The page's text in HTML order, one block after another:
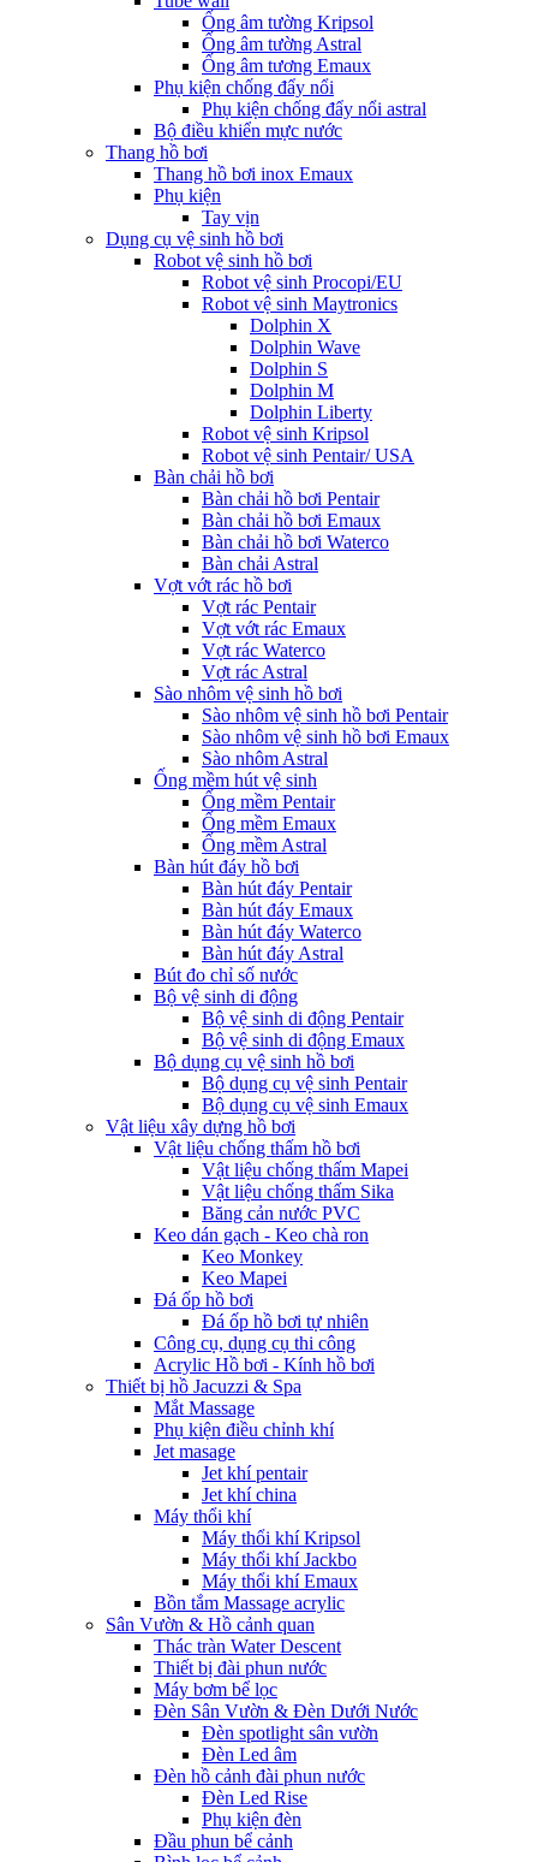
Ống âm tường Kripsol
Ống âm tường Astral
Ống âm tương Emaux
Phụ kiện chống đẩy nổi
Phụ kiện chống đẩy nổi astral
Bộ điều khiển mực nước
Thang hồ bơi
Thang hồ bơi inox Emaux
Phụ kiện
Tay vịn
Dụng cụ vệ sinh hồ bơi
Robot vệ sinh hồ bơi
Robot vệ sinh Procopi/EU
Robot vệ sinh Maytronics
Dolphin X
Dolphin Wave
Dolphin S
Dolphin M
Dolphin Liberty
Robot vệ sinh Kripsol
Robot vệ sinh Pentair/ USA
Bàn chải hồ bơi
Bàn chải hồ bơi Pentair
Bàn chải hồ bơi Emaux
Bàn chải hồ bơi Waterco
Bàn chải Astral
Vợt vớt rác hồ bơi
Vợt rác Pentair
Vợt vớt rác Emaux
Vợt rác Waterco
Vợt rác Astral
Sào nhôm vệ sinh hồ bơi
Sào nhôm vệ sinh hồ bơi Pentair
Sào nhôm vệ sinh hồ bơi Emaux
Sào nhôm Astral
Ống mềm hút vệ sinh
Ống mềm Pentair
Ống mềm Emaux
Ống mềm Astral
Bàn hút đáy hồ bơi
Bàn hút đáy Pentair
Bàn hút đáy Emaux
Bàn hút đáy Waterco
Bàn hút đáy Astral
Bút đo chỉ số nước
Bộ vệ sinh di động
Bộ vệ sinh di động Pentair
Bộ vệ sinh di động Emaux
Bộ dụng cụ vệ sinh hồ bơi
Bộ dụng cụ vệ sinh Pentair
Bộ dụng cụ vệ sinh Emaux
Vật liệu xây dựng hồ bơi
Vật liệu chống thấm hồ bơi
Vật liệu chống thấm Mapei
Vật liệu chống thấm Sika
Băng cản nước PVC
Keo dán gạch - Keo chà ron
Keo Monkey
Keo Mapei
Đá ốp hồ bơi
Đá ốp hồ bơi tự nhiên
Công cụ, dụng cụ thi công
Acrylic Hồ bơi - Kính hồ bơi
Thiết bị hồ Jacuzzi & Spa
Mắt Massage
Phụ kiện điều chỉnh khí
Jet masage
Jet khí pentair
Jet khí china
Máy thổi khí
Máy thổi khí Kripsol
Máy thổi khí Jackbo
Máy thổi khí Emaux
Bồn tắm Massage acrylic
Sân Vườn & Hồ cảnh quan
Thác tràn Water Descent
Thiết bị đài phun nước
Máy bơm bể lọc
Đèn Sân Vườn & Đèn Dưới Nước
Đèn spotlight sân vườn
Đèn Led âm
Đèn hồ cảnh đài phun nước
Đèn Led Rise
Phụ kiện đèn
Đầu phun bể cảnh